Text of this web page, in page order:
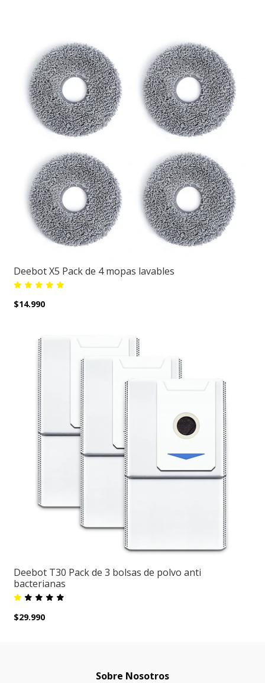
Deebot X5 Pack de 4 mopas lavables
$14.990
Deebot T30 Pack de 3 bolsas de polvo anti
bacterianas
$29.990
Sobre Nosotros